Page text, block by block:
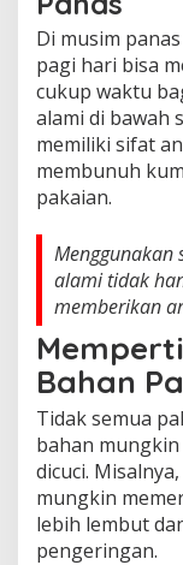
Di musim
pagi hari bisa
cukup waktu
alami di bawah
memiliki sifat
membunuh
pakaian.
Menggunakan
alami tidak
memberikan
Bahan
Tidak semua
bahan
dicuci.
mungkin
lebih lembut
pengeringan.